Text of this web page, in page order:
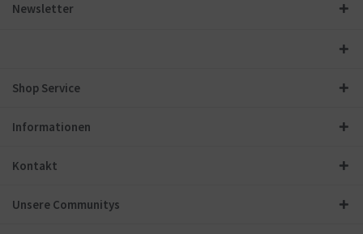
Newsletter
Shop Service
Informationen
Kontakt
Unsere Communitys